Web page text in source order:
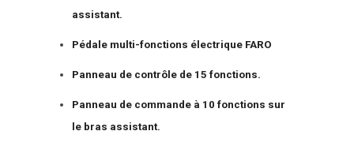
assistant.
Pédale multi-fonctions électrique FARO
Panneau de contrôle de 15 fonctions.
Panneau de commande à 10 fonctions sur
le bras assistant.